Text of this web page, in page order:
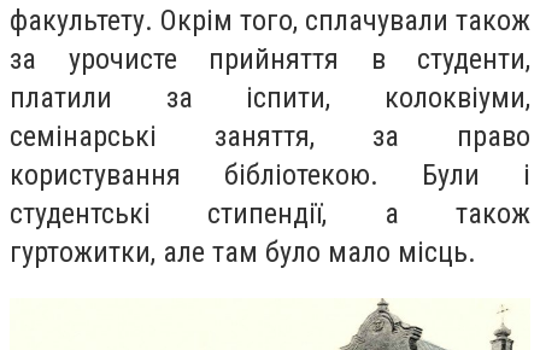
факультету. Окрім того, сплачували також
за урочисте прийняття в студенти,
платили за іспити, колоквіуми,
семінарські заняття, за право
користування бібліотекою. Були і
студентські стипендії, а також
гуртожитки, але там було мало місць.